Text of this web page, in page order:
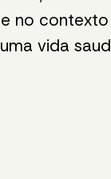
no
vida